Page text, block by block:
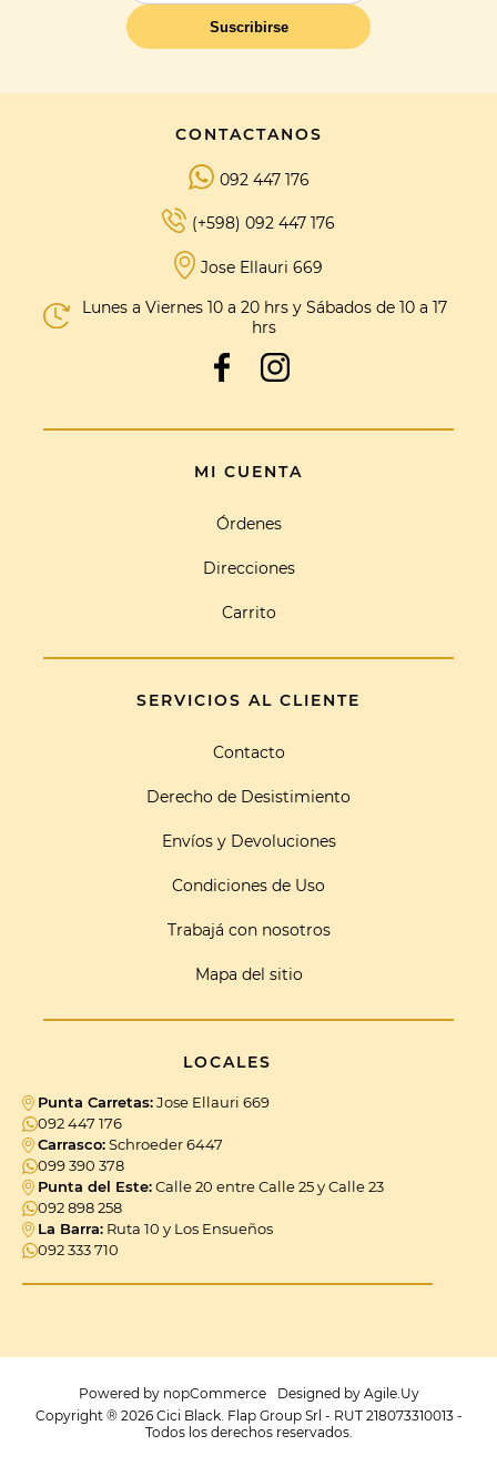
Suscribirse
CONTACTANOS
092 447 176
(+598) 092 447 176
Jose Ellauri 669
Lunes a Viernes 10 a 20 hrs y Sábados de 10 a 17
hrs
MI CUENTA
Órdenes
Direcciones
Carrito
SERVICIOS AL CLIENTE
Contacto
Derecho de Desistimiento
Envíos y Devoluciones
Condiciones de Uso
Trabajá con nosotros
Mapa del sitio
LOCALES
Punta Carretas:Jose Ellauri 669
092 447 176
Carrasco:Schroeder 6447
099 390 378
Punta del Este:Calle 20 entre Calle 25 y Calle 23
092 898 258
La Barra: Ruta 10 y Los Ensueños
092 333 710
Powered by nopCommerce Designed by Agile.Uy
Copyright ® 2026 Cici Black. Flap Group Srl - RUT 218073310013 -
Todos los derechos reservados.